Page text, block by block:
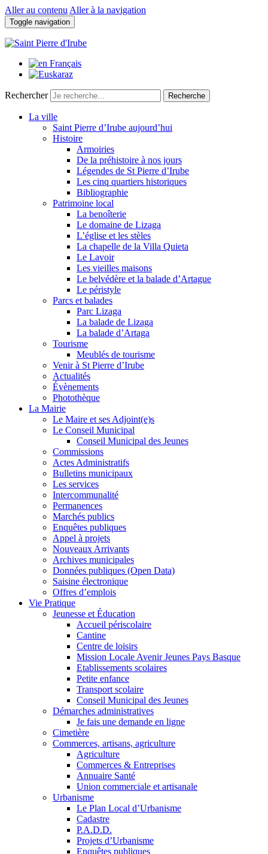
Aller au contenu Aller à la navigation
Toggle navigation
Rechercher Recherche
La ville
Saint Pierre d’Irube aujourd’hui
Histoire
Armoiries
De la préhistoire à nos jours
Légendes de St Pierre d’Irube
Les cinq quartiers historiques
Bibliographie
Patrimoine local
La benoîterie
Le domaine de Lizaga
L’église et les stèles
La chapelle de la Villa Quieta
Le Lavoir
Les vieilles maisons
Le belvédère et la balade d’Artague
Le péristyle
Parcs et balades
Parc Lizaga
La balade de Lizaga
La balade d’Artaga
Tourisme
Meublés de tourisme
Venir à St Pierre d’Irube
Actualités
Évènements
Photothèque
La Mairie
Le Maire et ses Adjoint(e)s
Le Conseil Municipal
Conseil Municipal des Jeunes
Commissions
Actes Administratifs
Bulletins municipaux
Les services
Intercommunalité
Permanences
Marchés publics
Enquêtes publiques
Appel à projets
Nouveaux Arrivants
Archives municipales
Données publiques (Open Data)
Saisine électronique
Offres d’emplois
Vie Pratique
Jeunesse et Éducation
Accueil périscolaire
Cantine
Centre de loisirs
Mission Locale Avenir Jeunes Pays Basque
Etablissements scolaires
Petite enfance
Transport scolaire
Conseil Municipal des Jeunes
Démarches administratives
Je fais une demande en ligne
Cimetière
Commerces, artisans, agriculture
Agriculture
Commerces & Entreprises
Annuaire Santé
Union commerciale et artisanale
Urbanisme
Le Plan Local d’Urbanisme
Cadastre
P.A.D.D.
Projets d’Urbanisme
Enquêtes publiques